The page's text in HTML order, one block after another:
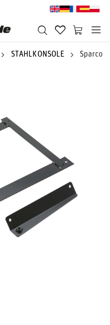
STAHLKONSOLE Sparco